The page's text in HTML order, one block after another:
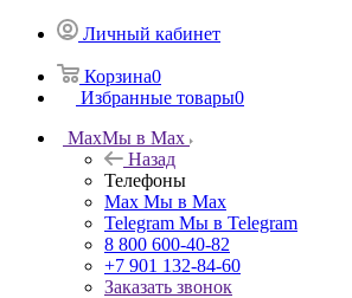
Личный кабинет
Корзина0
Избранные товары0
MaxМы в Max
Назад
Телефоны
Max Мы в Max
Telegram Мы в Telegram
8 800 600-40-82
+7 901 132-84-60
Заказать звонок